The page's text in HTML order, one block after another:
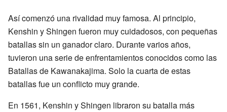
Así comenzó una rivalidad muy famosa. Al principio,
Kenshin y Shingen fueron muy cuidadosos, con pequeñas
batallas sin un ganador claro. Durante varios años,
tuvieron una serie de enfrentamientos conocidos como las
Batallas de Kawanakajima. Solo la cuarta de estas
batallas fue un conflicto muy grande.
En 1561, Kenshin y Shingen libraron su batalla más